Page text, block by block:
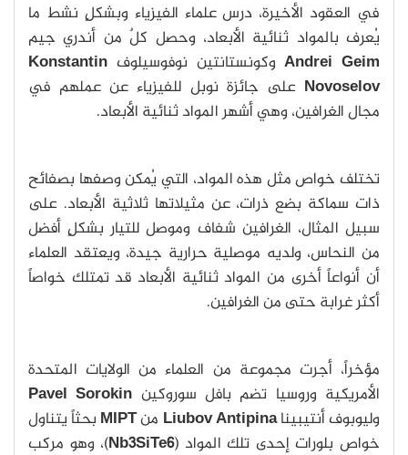
في العقود الأخيرة، درس علماء الفيزياء وبشكلٍ نشط ما
يُعرف بالمواد ثنائية الأبعاد، وحصل كلٌ من أندري جيم
Andrei Geimوكونستانتين نوفوسيلوف Konstantin
Novoselov على جائزة نوبل للفيزياء عن عملهم في
مجال الغرافين، وهي أشهر المواد ثنائية الأبعاد.
تختلف خواص مثل هذه المواد، التي يُمكن وصفها بصفائح
ذات سماكة بضع ذرات، عن مثيلاتها ثلاثية الأبعاد. على
سبيل المثال، الغرافين شفاف وموصل للتيار بشكلٍ أفضل
من النحاس، ولديه موصلية حرارية جيدة، ويعتقد العلماء
أن أنواعاً أخرى من المواد ثنائية الأبعاد قد تمتلك خواصاً
أكثر غرابة حتى من الغرافين.
مؤخراً، أجرت مجموعة من العلماء من الولايات المتحدة
الأمريكية وروسيا تضم بافل سوروكين Pavel Sorokin
وليوبوف أنتيبيناLiubov Antipina منMIPT
بحثاً يتناول
خواص بلورات إحدى تلك المواد (Nb3SiTe6)، وهو مركب